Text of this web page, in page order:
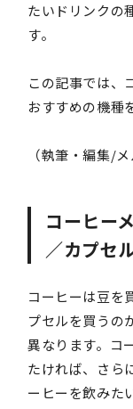
たいドリンクの
す。
この記事では、
おすすめの機種
（執筆・編集/
コーヒー
／カプセ
コーヒーは豆を
プセルを買うの
異なります。コ
たければ、さら
ーヒーを飲みた